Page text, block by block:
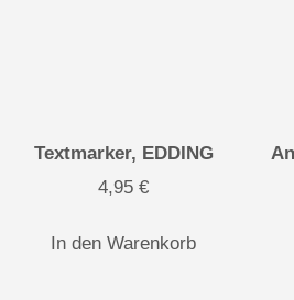
Textmarker, EDDING
4,95 €
In den Warenkorb